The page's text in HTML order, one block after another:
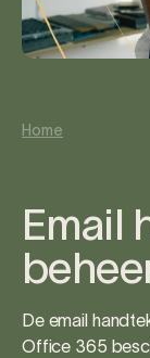
Home
Email
De email
Office 365